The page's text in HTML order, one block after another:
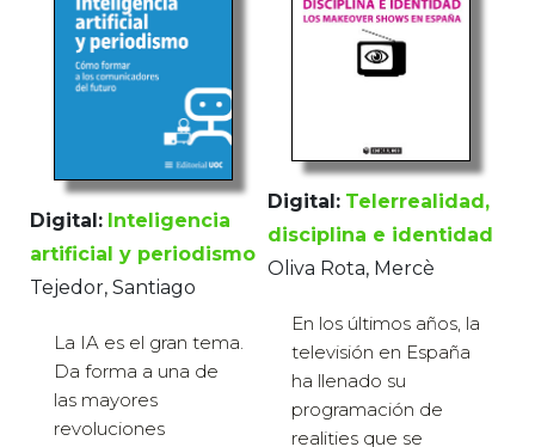
Digital: Inteligencia
artificial y periodismo
Tejedor, Santiago
La IA es el gran tema.
Da forma a una de
las mayores
revoluciones
Digital: Telerrealidad,
disciplina e identidad
Oliva Rota, Mercè
En los últimos años, la
televisión en España
ha llenado su
programación de
realities que se